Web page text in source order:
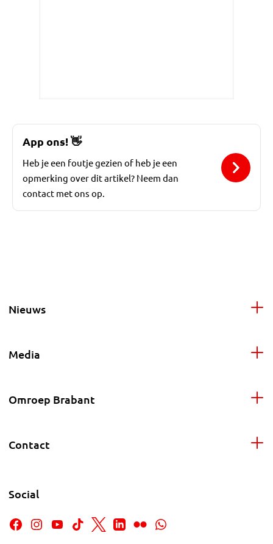
App ons!👋
Heb je een foutje gezien of heb je een
opmerking over dit artikel? Neem dan
contact met ons op.
Nieuws
Media
Omroep Brabant
Contact
Social